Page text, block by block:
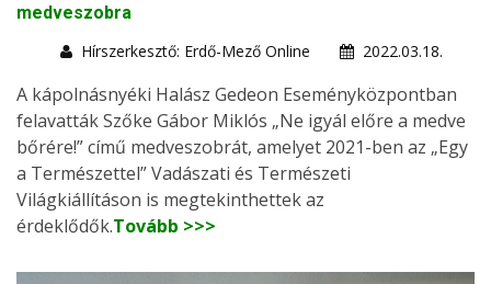
medveszobra
Hírszerkesztő: Erdő-Mező Online
2022.03.18.
A kápolnásnyéki Halász Gedeon Eseményközpontban
felavatták Szőke Gábor Miklós „Ne igyál előre a medve
bőrére!” című medveszobrát, amelyet 2021-ben az „Egy
a Természettel” Vadászati és Természeti
Világkiállításon is megtekinthettek az
érdeklődők.Tovább >>>